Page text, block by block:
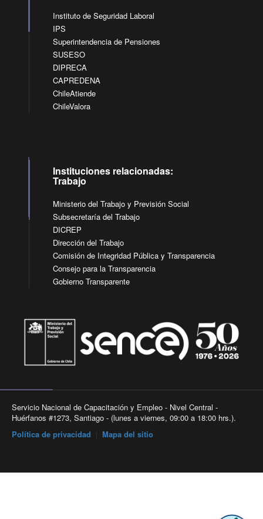
Instituto de Seguridad Laboral
IPS
Superintendencia de Pensiones
SUSESO
DIPRECA
CAPREDENA
ChileAtiende
ChileValora
Instituciones relacionadas:
Trabajo
Ministerio del Trabajo y Previsión Social
Subsecretaría del Trabajo
DICREP
Dirección del Trabajo
Comisión de Integridad Pública y Transparencia
Consejo para la Transparencia
Gobierno Transparente
Servicio Nacional de Capacitación y Empleo - Nivel Central -
Huérfanos #1273, Santiago - (lunes a viernes, 09:00 a 18:00 hrs.).
Política de privacidad
Mapa del sitio